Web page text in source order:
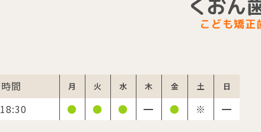
間 月 火 水 木 金 土 日
● ● ● ━ ● ※ ━